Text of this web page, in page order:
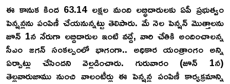
ఈ కానుక కింద 63.14 లక్షల మంది లబ్ధిదారులకు ఏపీ ప్రభుత్వం
పెన్షన్లను పంపిణీ చేయనున్నట్టు తెలిపారు. మే నెల పెన్షన్ మొత్తాలను
జూన్ 1న నేరుగా లబ్దిదారుల ఇంటి వద్దే, వారి చేతికి అందించాలన్న
సీఎం జగన్ సంకల్పంలో భాగంగా.. అధికార యంత్రాంగం అన్ని
ఏర్పాట్లు చేసిందని వెల్లడించారు. గురువారం (జూన్ 1న)
తెల్లవారుజాము నుంచి వాలంటీర్లు ఈ పెన్షన్ల పంపిణీ కార్యక్రమాన్ని